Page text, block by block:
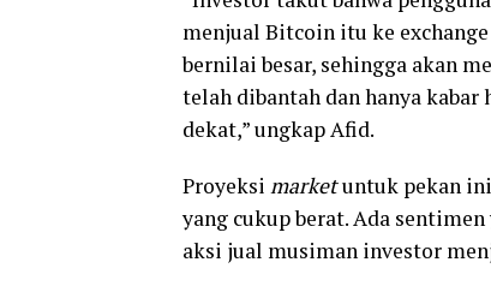
menjual Bitcoin itu ke
bernilai besar, sehingga akan
telah dibantah dan hanya kabar
dekat,” ungkap Afid.
Proyeksi marketuntuk pekan
yang cukup berat. Ada
aksi jual musiman investor